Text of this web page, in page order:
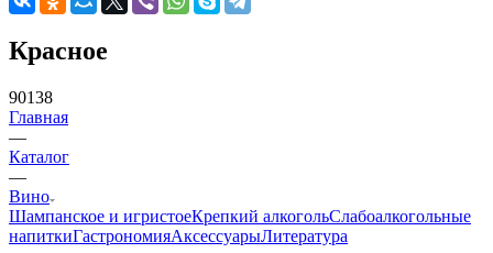
Красное
90138
Главная
—
Каталог
—
Вино
Шампанское и игристоеКрепкий алкогольСлабоалкогольные
напиткиГастрономияАксессуарыЛитература